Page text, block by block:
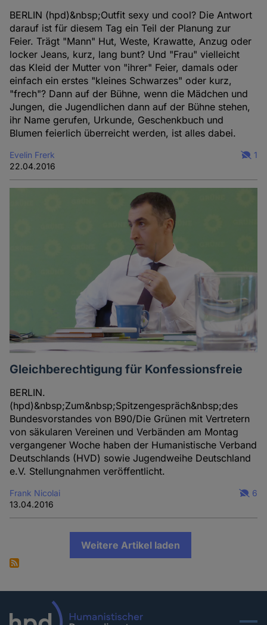
BERLIN (hpd)&nbsp;Outfit sexy und cool? Die Antwort
darauf ist für diesem Tag ein Teil der Planung zur
Feier. Trägt "Mann" Hut, Weste, Krawatte, Anzug oder
locker Jeans, kurz, lang bunt? Und "Frau" vielleicht
das Kleid der Mutter von "ihrer" Feier, damals oder
einfach ein erstes "kleines Schwarzes" oder kurz,
"frech"? Dann auf der Bühne, wenn die Mädchen und
Jungen, die Jugendlichen dann auf der Bühne stehen,
ihr Name gerufen, Urkunde, Geschenkbuch und
Blumen feierlich überreicht werden, ist alles dabei.
Evelin Frerk
22.04.2016
1
Gleichberechtigung für Konfessionsfreie
BERLIN.
(hpd)&nbsp;Zum&nbsp;Spitzengespräch&nbsp;des
Bundesvorstandes von B90/Die Grünen mit Vertretern
von säkularen Vereinen und Verbänden am Montag
vergangener Woche haben der Humanistische Verband
Deutschlands (HVD) sowie Jugendweihe Deutschland
e.V. Stellungnahmen veröffentlicht.
Frank Nicolai
13.04.2016
6
Weitere Artikel laden